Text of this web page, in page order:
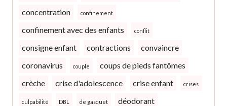
concentration confinement
confinement avec des enfants conflit
consigne enfant contractions
convaincre
coronavirus
couple
coups de pieds fantômes
crèche
crise d'adolescence crise enfant crises
culpabilité DBL de gasquet déodorant